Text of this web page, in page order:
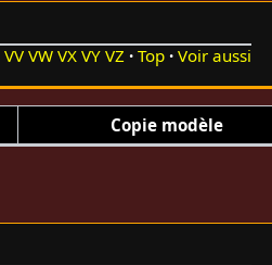
VV VW VX VY VZ Top Voir aussi
Copie modèle